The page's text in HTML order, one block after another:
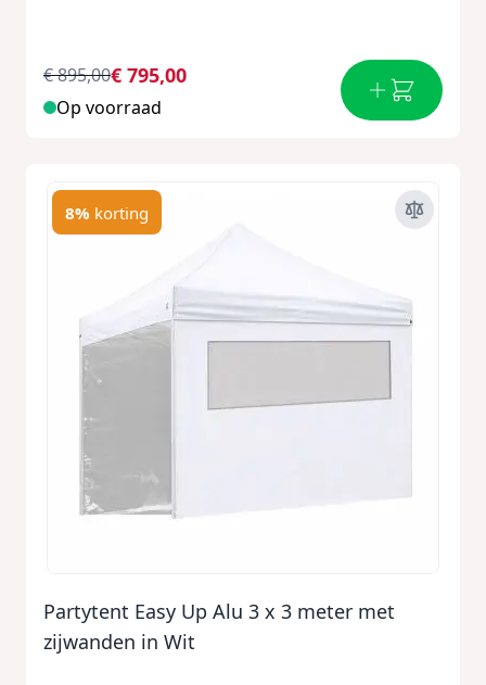
€ 795,00
€ 895,00
Op voorraad
8% korting
Partytent Easy Up Alu 3 x 3 meter met
zijwanden in Wit